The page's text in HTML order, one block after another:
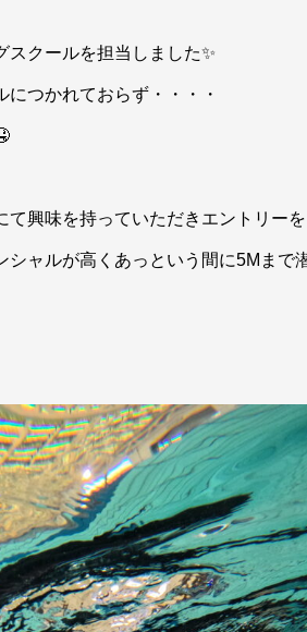
クールを担当しました✨
つかれておらず・・・・
て興味を持っていただきエントリー
ャルが高くあっという間に5Mまで